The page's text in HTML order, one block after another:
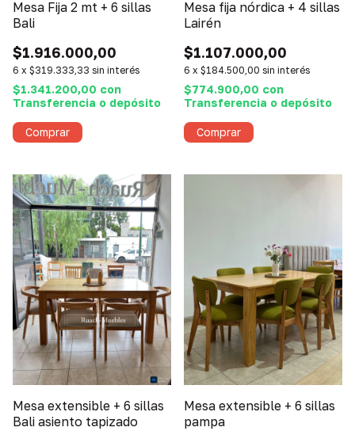
Mesa Fija 2 mt + 6 sillas
Bali
$1.916.000,00
6 x $319.333,33 sin interés
$1.341.200,00 con
Transferencia o depósito
Mesa fija nórdica + 4 sillas
Lairén
$1.107.000,00
6 x $184.500,00 sin interés
$774.900,00 con
Transferencia o depósito
Mesa extensible + 6 sillas
Bali asiento tapizado
Mesa extensible + 6 sillas
pampa